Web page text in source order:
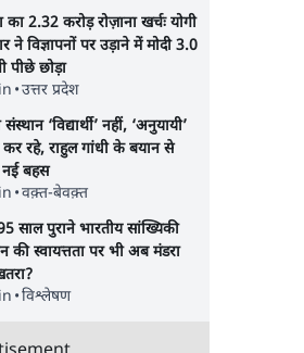
2.32 करोड़ रोज़ाना खर्चः योगी
ने विज्ञापनों पर उड़ाने में मोदी 3.0
पीछे छोड़ा
•उत्तर प्रदेश
संस्थान ‘विद्यार्थी’ नहीं, ‘अनुयायी’
कर रहे, राहुल गांधी के बयान से
नई बहस
•वक़्त-बेवक़्त
साल पुराने भारतीय सांख्यिकी
की स्वायत्तता पर भी अब मंडरा
•विश्लेषण